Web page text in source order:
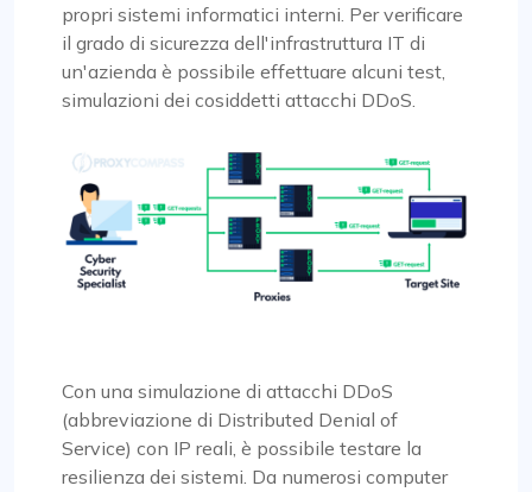
propri sistemi informatici interni. Per verificare
il grado di sicurezza dell'infrastruttura IT di
un'azienda è possibile effettuare alcuni test,
simulazioni dei cosiddetti attacchi DDoS.
Con una simulazione di attacchi DDoS
(abbreviazione di Distributed Denial of
Service) con IP reali, è possibile testare la
resilienza dei sistemi. Da numerosi computer